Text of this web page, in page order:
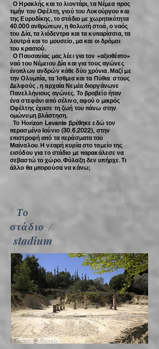
Ο Ηρακλής και το λιοντάρι, τα Νέμεα προς
τιμήν του Οφέλτη, γιού του Λυκούργου και
της Ευρυδίκης, το στάδιο με χωρητικότητα
40.000 ανθρώπων, η θολωτή στοά, ο ναός
του Δία, τα λιόδεντρα και τα κυπαρίσσια, τα
λουτρά και το μουσείο, μα και οι δρόμοι
του κρασιού.
Ο Παυσανίας μας λέει για τον «αξιοθέατο»
ναό του Νέμειου Δία και για τους αγώνες
ένοπλων ανδρών κάθε δύο χρόνια. Μαζί με
την Ολυμπία, τα Ίσθμια και τα Πύθια στους
Δελφούς , η αρχαία Νεμέα διοργάνωνε
Πανελλήνιους αγώνες. Το βραβείο ήταν
ένα στεφάνι από σέλινο, αφού ο μικρός
Οφέλτης έχασε τη ζωή του πάνω στην
ομώνυμη βλάστηση.
Το Horizon Levante βρέθηκε εδώ τον
περασμένο Ιούνιο(30.6.2022), στην
επιστροφή από τα περάσματα του
Μαίναλου. Η νεαρή κυρία στο ταμείο της
εισόδου για το στάδιο με παρακάλεσε να
σεβαστώ το χώρο. Φύλαξη δεν υπήρχε. Τι
άλλο θα μπορούσα να κάνω;
Το
στάδιο /
stadium